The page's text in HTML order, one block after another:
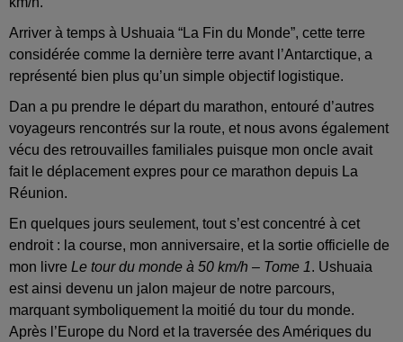
Arriver à temps à Ushuaia “La Fin du Monde”, cette terre
considérée comme la dernière terre avant l’Antarctique, a
représenté bien plus qu’un simple objectif logistique.
Dan a pu prendre le départ du marathon, entouré d’autres
voyageurs rencontrés sur la route, et nous avons également
vécu des retrouvailles familiales puisque mon oncle avait
fait le déplacement expres pour ce marathon depuis La
Réunion.
En quelques jours seulement, tout s’est concentré à cet
endroit : la course, mon anniversaire, et la sortie officielle de
mon livre Le tour du monde à 50 km/h – Tome 1. Ushuaia
est ainsi devenu un jalon majeur de notre parcours,
marquant symboliquement la moitié du tour du monde.
Après l’Europe du Nord et la traversée des Amériques du